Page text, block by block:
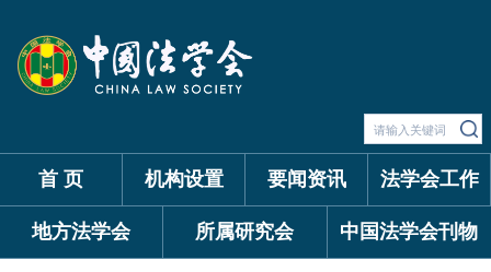
首 页 机构设置 要闻资讯 法学会工作
地方法学会 所属研究会 中国法学会刊物